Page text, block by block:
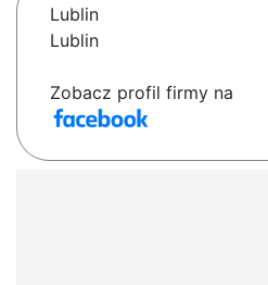
Lublin
Lublin
Zobacz profil firmy na